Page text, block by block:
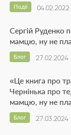
04.02.2022
Події
Сергій Руденко
мамцю, ну не
27.02.2024
Блог
«Це книга про
Чернінька про
мамцю, ну не
27.03.2024
Блог